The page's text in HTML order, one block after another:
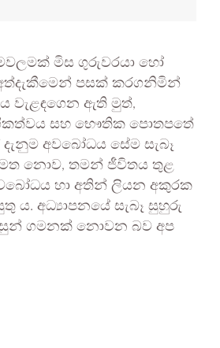
මිස ගුරුවරයා හෝ
පසක් කරගනිමින්
වැළඳගෙන ඇති මුත්,
සහ භෞතික පොතපතේ
අවබෝධය සේම සැබෑ
නොව, තමන් ජීවිතය තුළ
හා අතින් ලියන අකුරක
ය. අධ්‍යාපනයේ සැබෑ සුහුරු
සුන් ගමනක් නොවන බව අප